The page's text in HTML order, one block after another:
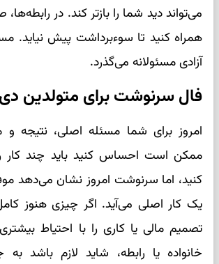
می‌تواند دید شما را بازتر کند. در
همراه کنید تا سوءبرداشت پیش نیاید.
آزادی مسئولانه می‌گذرد.
فال سرنوشت برای متولدین دی
امروز برای شما مسئله اصلی، نتیجه
ممکن است احساس کنید باید چند کار
کنید، اما سرنوشت امروز نشان می‌دهد
یک کار اصلی می‌آید. اگر چیزی هنوز
تصمیم مالی یا کاری را با احتیاط
خانواده یا رابطه، شاید لازم باشد